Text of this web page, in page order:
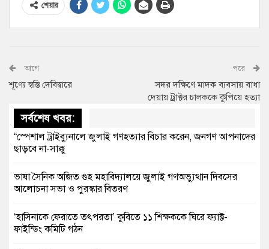
শেয়ার
আগে
শূণ্যে স্বস্তি দেবিদ্বারে
পরে
সদর দক্ষিণে মাদক ব্যবসায় বাধা
দেয়ায় ট্রাক্টর চালককে কুপিয়ে হত্যা
সর্বশেষ খবর:
“স্পেশাল ট্রাইব্যুনালে জুলাই গণহত্যার বিচার করেন, জনগণ আপনাদের
ছাড়বে না-সাক্কু
ভাষা সৈনিক অজিত গুহ মহাবিদ্যালয়ে জুলাই গণঅভ্যুত্থান দিবসের
আলোচনা সভা ও পুরস্কার বিতরণ
‘হাসিনাকে ফেরাতে তৎপরতা’ কুবিতে ১১ শিক্ষককে ঘিরে ফ্যাক্ট-
ফাইন্ডিং কমিটি গঠন